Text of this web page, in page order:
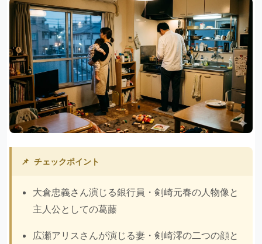
📌 チェックポイント
大倉忠義さん演じる銀行員・剣崎元春の人物像と
主人公としての葛藤
広瀬アリスさんが演じる妻・剣崎澪の二つの顔と